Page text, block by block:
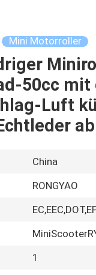
Mini Motorroller
50cc mit
Luft
ab
China
RONGYAO
1